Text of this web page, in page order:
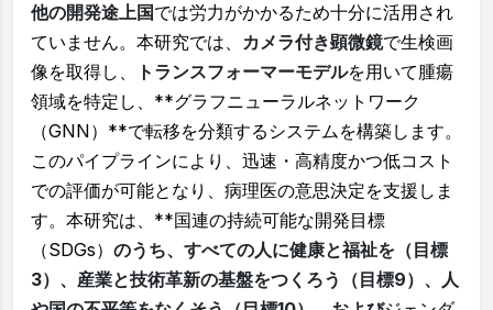
他の開発途上国では労力がかかるため十分に活用され
ていません。本研究では、 カメラ付き顕微鏡で生検画
像を取得し、
トランスフォーマーモデルを用いて腫瘍
領域を特定し、**グラフニューラルネットワーク
（GNN）**で転移を分類するシステムを構築します。
このパイプラインにより、迅速・高精度かつ低コスト
での評価が可能となり、病理医の意思決定を支援しま
す。本研究は、**国連の持続可能な開発目標
（SDGs） のうち、すべての人に健康と福祉を（目標
3）、産業と技術革新の基盤をつくろう（目標9）、人